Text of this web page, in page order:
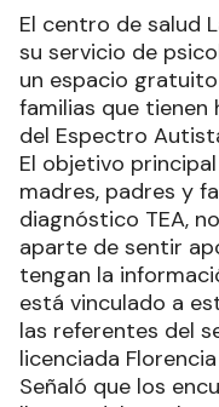
El centro de salud
su servicio de
un espacio
familias que tienen
del Espectro
El objetivo
madres, padres y
diagnóstico TEA,
aparte de sentir
tengan la
está vinculado a
las referentes del
licenciada
Señaló que los